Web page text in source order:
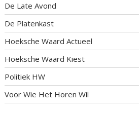
De Late Avond
De Platenkast
Hoeksche Waard Actueel
Hoeksche Waard Kiest
Politiek HW
Voor Wie Het Horen Wil